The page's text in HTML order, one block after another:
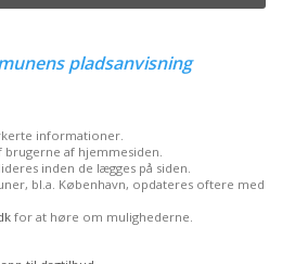
pladsanvisning
informationer.
af hjemmesiden.
inden de lægges på siden.
bl.a. København, opdateres oftere med
for at høre om mulighederne.